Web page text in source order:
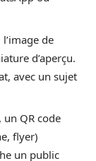
de
d’aperçu.
avec un sujet
QR code
flyer)
un public